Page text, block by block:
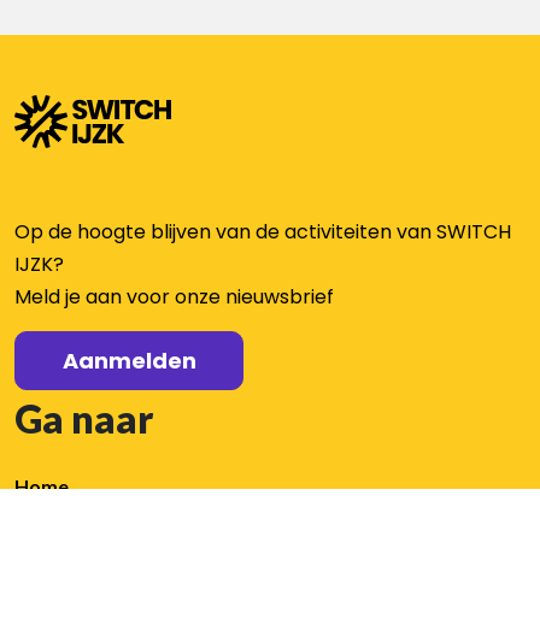
Op de hoogte blijven van de activiteiten van SWITCH
IJZK?
Meld je aan voor onze nieuwsbrief
Aanmelden
Ga naar
Home